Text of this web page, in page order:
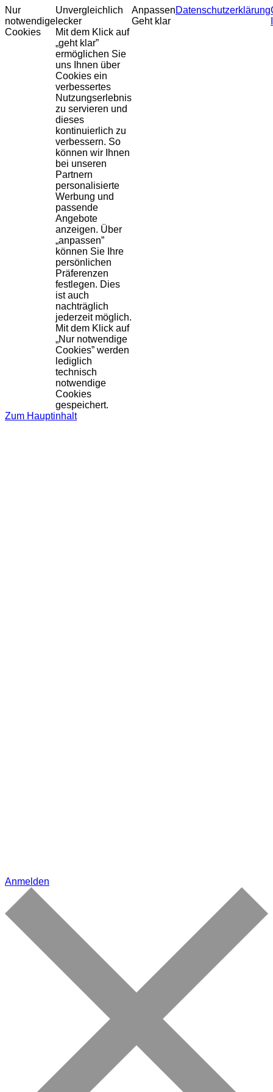
Nur
notwendige
Cookies
Unvergleichlich
lecker
Mit dem Klick auf
„geht klar”
ermöglichen Sie
uns Ihnen über
Cookies ein
verbessertes
Nutzungserlebnis
zu servieren und
dieses
kontinuierlich zu
verbessern. So
können wir Ihnen
bei unseren
Partnern
personalisierte
Werbung und
passende
Angebote
anzeigen. Über
„anpassen”
können Sie Ihre
persönlichen
Präferenzen
festlegen. Dies
ist auch
nachträglich
jederzeit möglich.
Mit dem Klick auf
„Nur notwendige
Cookies” werden
lediglich
technisch
notwendige
Cookies
gespeichert.
Anpassen
Geht klar
Datenschutzerklärung
Zum Hauptinhalt
Anmelden